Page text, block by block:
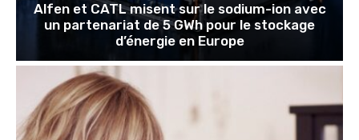
Alfen et CATL misent sur le sodium-ion avec
un partenariat de 5 GWh pour le stockage
d’énergie en Europe